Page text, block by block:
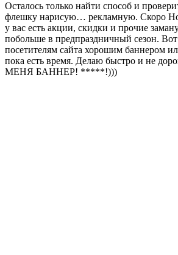
Осталось только найти способ и
флешку нарисую… рекламную. Скоро
у вас есть акции, скидки и прочие
побольше в предпраздничный сезон.
посетителям сайта хорошим баннером
пока есть время. Делаю быстро и не
МЕНЯ БАННЕР! *****!)))